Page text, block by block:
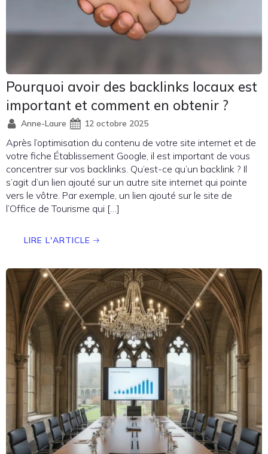
Pourquoi avoir des backlinks locaux est
important et comment en obtenir ?
Anne-Laure 12 octobre 2025
Après l’optimisation du contenu de votre site internet et de
votre fiche Établissement Google, il est important de vous
concentrer sur vos backlinks. Qu’est-ce qu’un backlink ? Il
s’agit d’un lien ajouté sur un autre site internet qui pointe
vers le vôtre. Par exemple, un lien ajouté sur le site de
l’Office de Tourisme qui […]
LIRE L'ARTICLE